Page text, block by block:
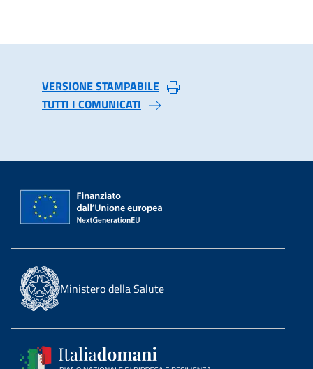
VERSIONE STAMPABILE
TUTTI I COMUNICATI
Ministero della Salute